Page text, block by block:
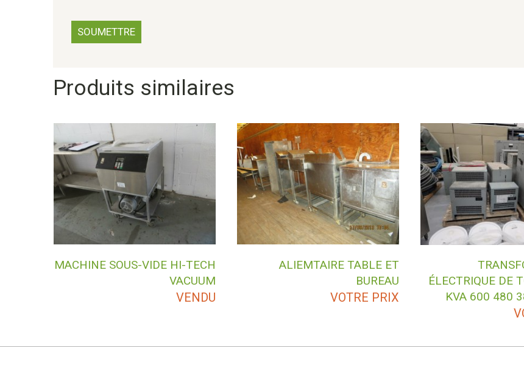
Produits similaires
MACHINE SOUS-VIDE HI-TECH
VACUUM
VENDU
ALIEMTAIRE TABLE ET
BUREAU
VOTRE PRIX
ÉLECTRIQUE DE
KVA 600 480